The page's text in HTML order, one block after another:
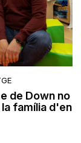
de Down no
família d'en